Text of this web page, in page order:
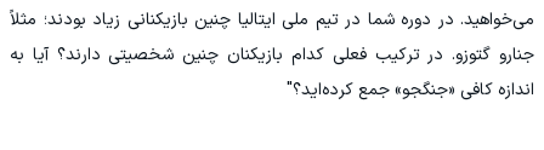
می‌خواهید. در دوره شما در تیم ملی ایتالیا چنین بازیکنانی زیاد بودند؛ مثلاً
جنارو گتوزو. در ترکیب فعلی کدام بازیکنان چنین شخصیتی دارند؟ آیا به
اندازه کافی «جنگجو» جمع کرده‌اید؟"